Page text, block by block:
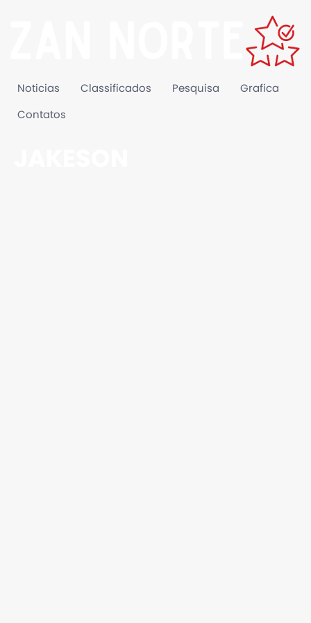
Noticias Classificados Pesquisa Grafica
Contatos